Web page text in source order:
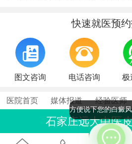
快速就医预
图文咨询 电话咨询 极
医院首页 媒体报道 经验医师
石家庄远大中医
联系电话：0311-
方便说下您的白癜